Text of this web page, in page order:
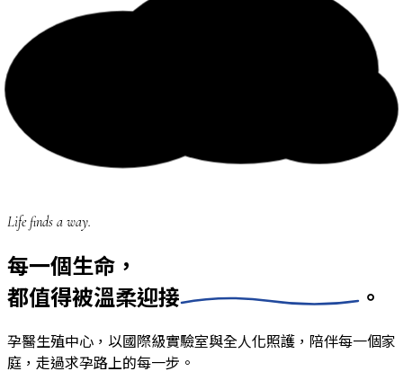
Life finds a way.
每一個生命，
都值得被溫柔迎接 。
孕醫生殖中心，以國際級實驗室與全人化照護，陪伴每一個家
庭，走過求孕路上的每一步。